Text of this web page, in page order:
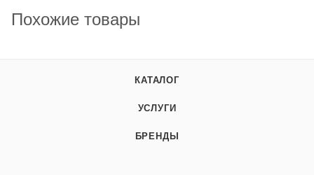
Похожие товары
КАТАЛОГ
УСЛУГИ
БРЕНДЫ